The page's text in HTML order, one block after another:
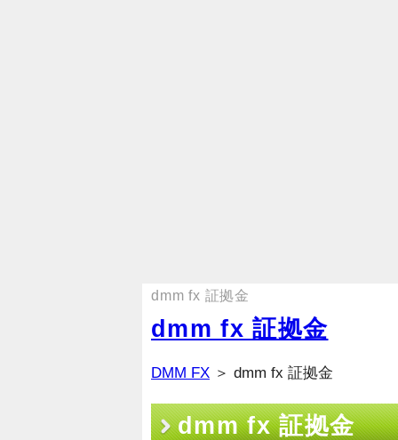
dmm fx 証拠金
dmm fx 証拠金
DMM FX ＞ dmm fx 証拠金
dmm fx 証拠金